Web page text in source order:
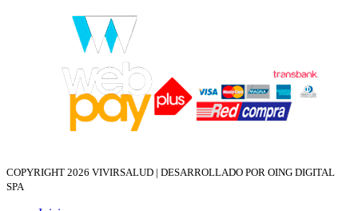
COPYRIGHT 2026 VIVIRSALUD | DESARROLLADO POR OING DIGITAL
SPA